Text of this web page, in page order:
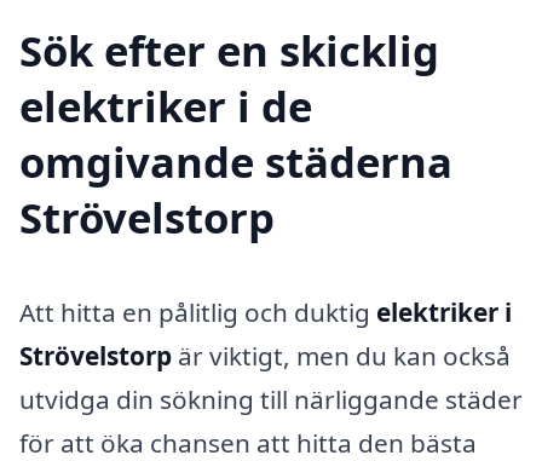
Sök efter en skicklig
elektriker i de
omgivande städerna
Strövelstorp
Att hitta en pålitlig och duktig elektriker i
Strövelstorp är viktigt, men du kan också
utvidga din sökning till närliggande städer
för att öka chansen att hitta den bästa